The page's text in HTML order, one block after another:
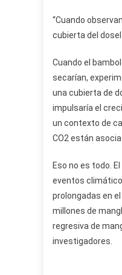
“Cuando
cubierta del dosel
Cuando el
secarían,
una cubierta de
impulsaría el
un contexto de
CO2 están
Eso no es todo.
eventos
prolongadas en
millones de
regresiva de
investigadores.